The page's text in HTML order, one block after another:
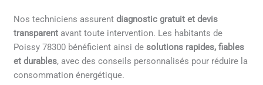
Nos techniciens assurentdiagnostic gratuit et devis
transparent avant toute intervention. Les habitants de
Poissy 78300 bénéficient ainsi desolutions rapides, fiables
et durables, avec des conseils personnalisés pour réduire la
consommation énergétique.